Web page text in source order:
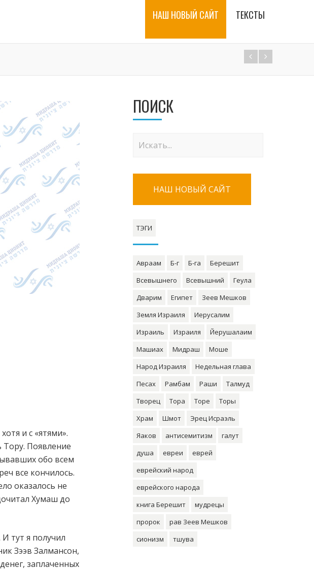
НАШ НОВЫЙ САЙТ ТЕКСТЫ
и с «ятями».
Тору. Появление
обо всем
все кончилось.
оказалось не
Хумаш до
тут я получил
Зээв Залмансон,
заплаченных
ПОИСК
НАШ НОВЫЙ САЙТ
ТЭГИ
Авраам Б-г Б-га
Берешит
Всевышнего
Всевышний
Геула
Дварим
Египет
Зеев Мешков
Земля Израиля
Иерусалим
Израиль
Израиля
Йерушалаим
Машиах
Мидраш
Моше
Народ Израиля
Недельная глава
Песах
Рамбам Раши
Талмуд
Творец
Тора Торе
Торы
Храм
Шмот
Эрец Исраэль
Яаков
антисемитизм
галут
душа
евреи
еврей
еврейский народ
еврейского народа
книга Берешит
мудрецы
пророк
рав Зеев Мешков
сионизм
тшува